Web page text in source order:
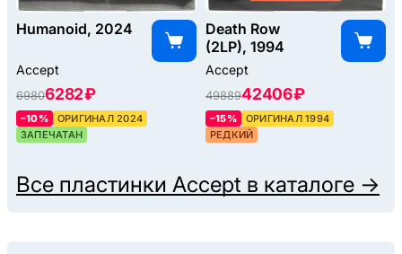
Humanoid, 2024
Accept
69806282 ₽
–10%
ОРИГИНАЛ 2024
ЗАПЕЧАТАН
Death Row
(2LP), 1994
Accept
4988942406 ₽
–15%
ОРИГИНАЛ 1994
РЕДКИЙ
Все пластинки Accept в каталоге →